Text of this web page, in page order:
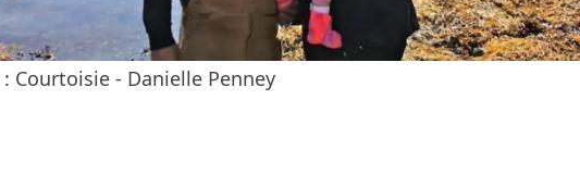
Courtoisie - Danielle Penney